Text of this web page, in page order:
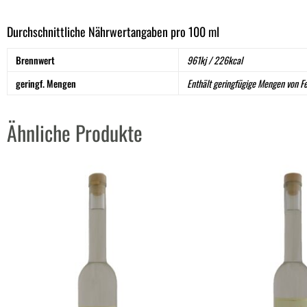
Durchschnittliche Nährwertangaben pro 100 ml
Brennwert
961kj / 226kcal
geringf. Mengen
Enthält geringfügige Mengen von
Ähnliche Produkte
quantity
und